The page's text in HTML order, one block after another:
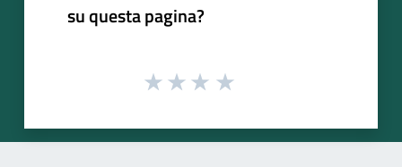
su questa pagina?